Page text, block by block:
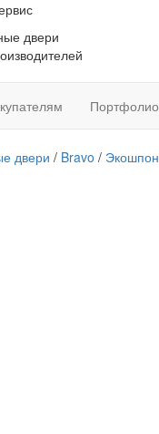
двери
Портфолио
двери / Bravo / Экошпон